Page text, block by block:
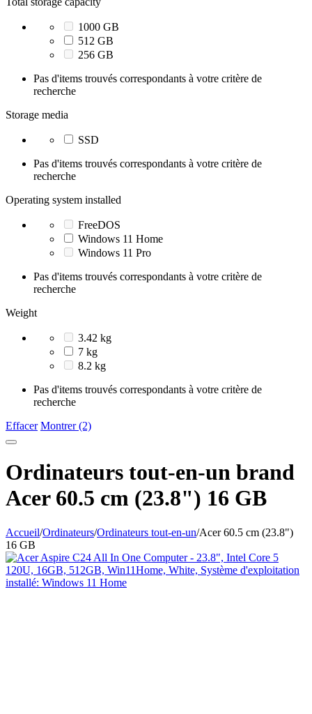
1000 GB
512 GB
256 GB
Pas d'items trouvés correspondants à votre critère de
recherche
Storage media
SSD
Pas d'items trouvés correspondants à votre critère de
recherche
Operating system installed
FreeDOS
Windows 11 Home
Windows 11 Pro
Pas d'items trouvés correspondants à votre critère de
recherche
Weight
3.42 kg
7 kg
8.2 kg
Pas d'items trouvés correspondants à votre critère de
recherche
Effacer Montrer (2)
Ordinateurs tout-en-un brand
Acer 60.5 cm (23.8") 16 GB
Accueil/Ordinateurs/Ordinateurs tout-en-un/Acer 60.5 cm (23.8")
16 GB